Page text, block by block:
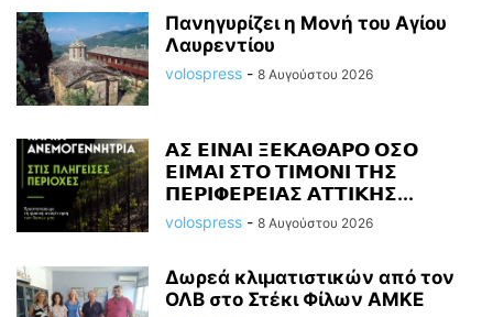
Πανηγυρίζει η Μονή του Αγίου
Λαυρεντίου
volospress - 8 Αυγούστου 2026
𝝖𝝨 𝝚𝝞𝝢𝝖𝝞 𝝣𝝚𝝟𝝖𝝝𝝖𝝦𝝤 𝝤𝝨𝝤
𝝚𝝞𝝡𝝖𝝞 𝝨𝝩𝝤 𝝩𝝞𝝡𝝤𝝢𝝞 𝝩𝝜𝝨
𝝥𝝚𝝦𝝞𝝫𝝚𝝦𝝚𝝞𝝖𝝨 𝝖𝝩𝝩𝝞𝝟𝝜𝝨...
volospress - 8 Αυγούστου 2026
Δωρεά κλιματιστικών από τον
ΟΛΒ στο Στέκι Φίλων ΑΜΚΕ